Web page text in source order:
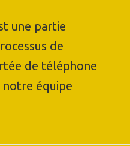
une partie
de
de téléphone
notre équipe